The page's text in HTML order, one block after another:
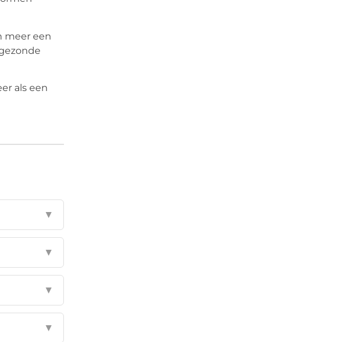
meer een
als een
▼
▼
▼
▼